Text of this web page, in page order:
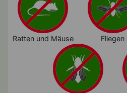
Ratten und Mäuse Fliegen